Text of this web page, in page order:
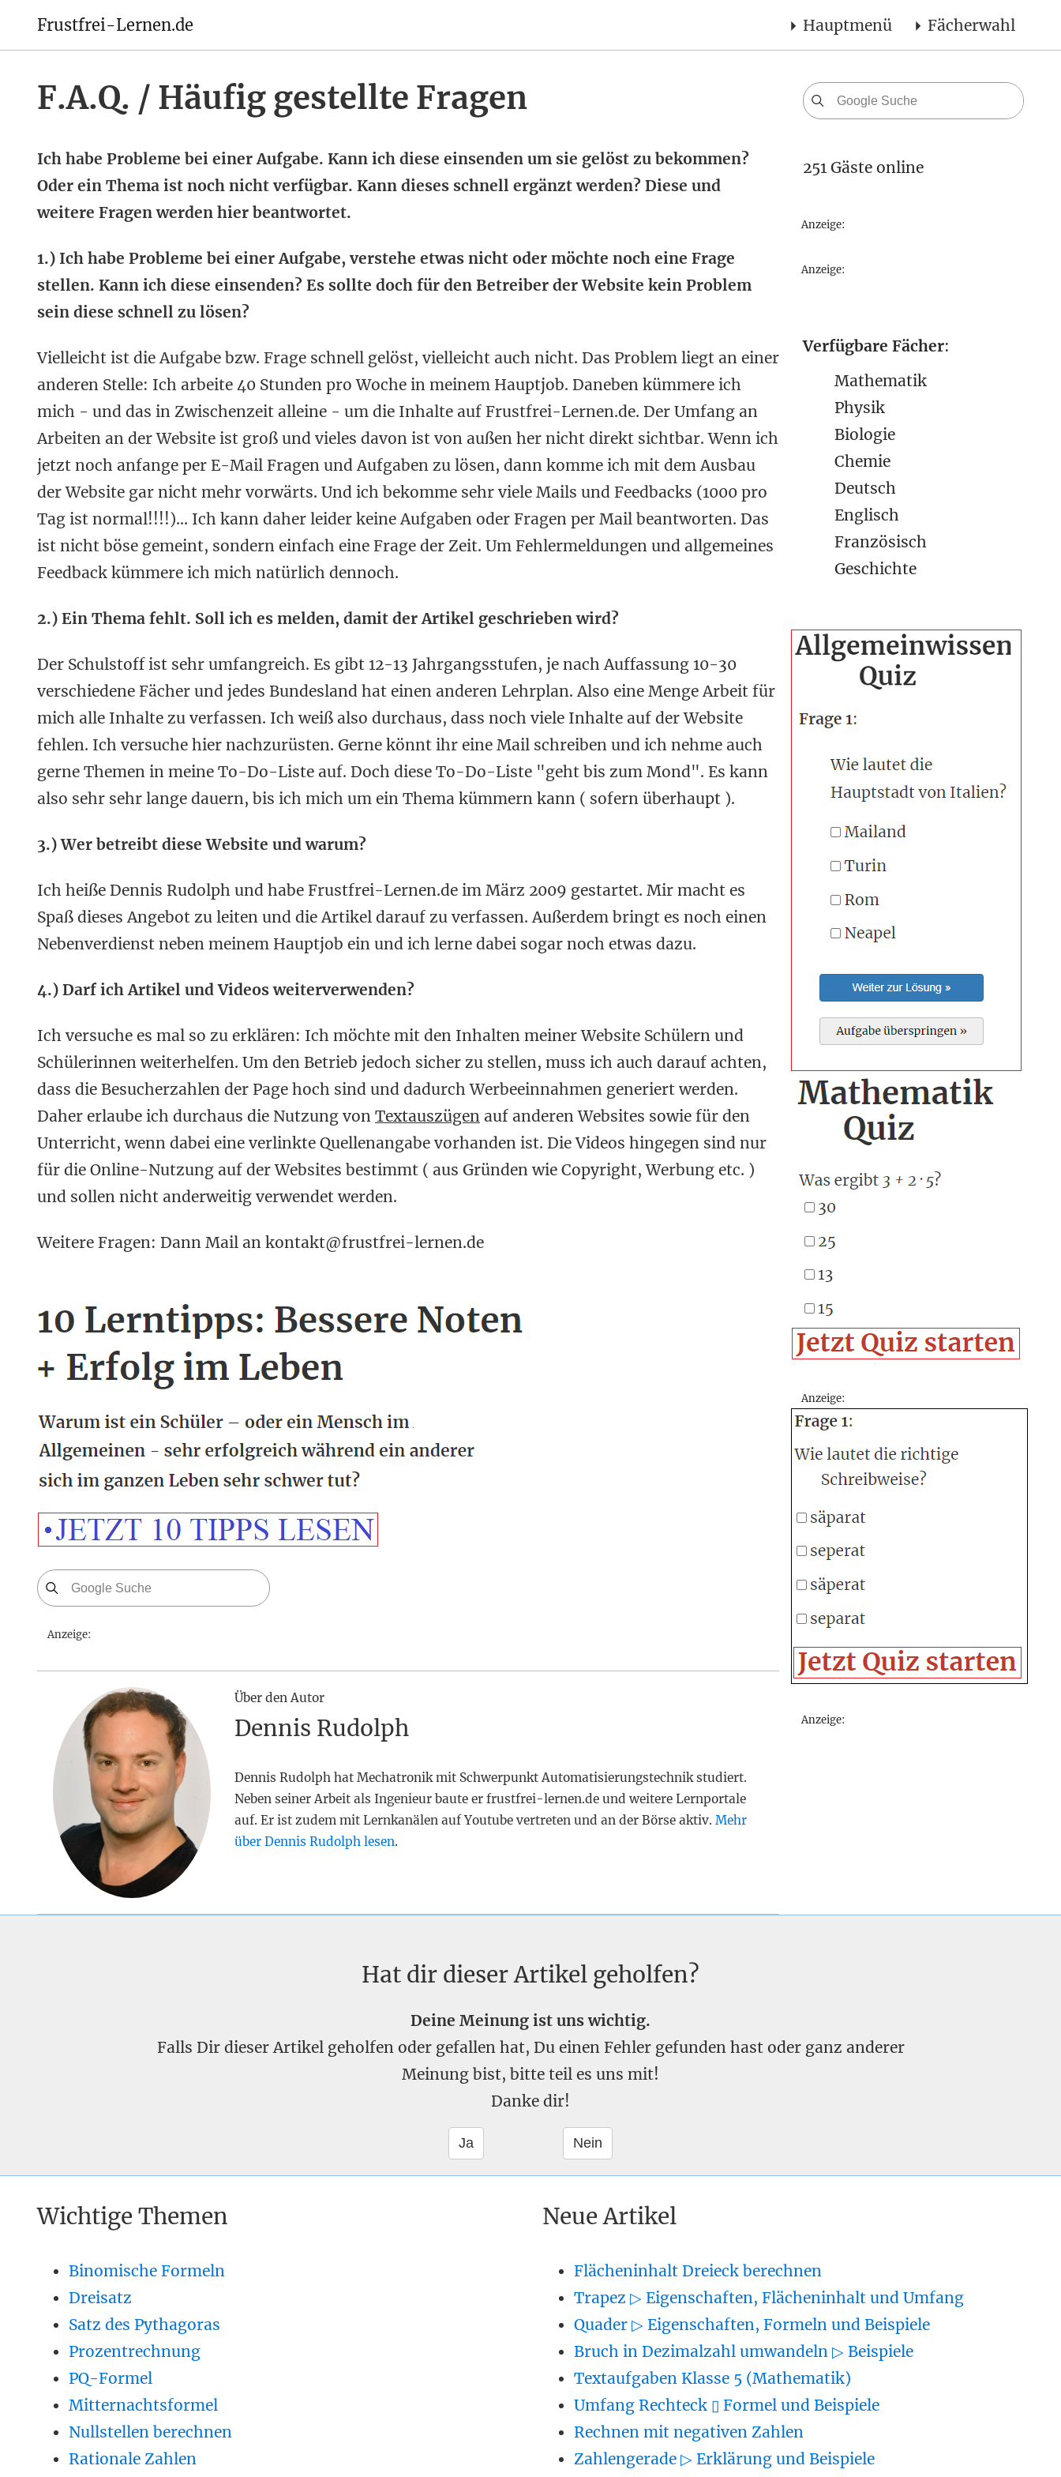
Frustfrei-Lernen.de Hauptmenü Fächerwahl
F.A.Q. / Häufig gestellte Fragen
Ich habe Probleme bei einer Aufgabe. Kann ich diese einsenden um sie gelöst zu bekommen?
Oder ein Thema ist noch nicht verfügbar. Kann dieses schnell ergänzt werden? Diese und
weitere Fragen werden hier beantwortet.
1.) Ich habe Probleme bei einer Aufgabe, verstehe etwas nicht oder möchte noch eine Frage
stellen. Kann ich diese einsenden? Es sollte doch für den Betreiber der Website kein Problem
sein diese schnell zu lösen?
Vielleicht ist die Aufgabe bzw. Frage schnell gelöst, vielleicht auch nicht. Das Problem liegt an einer
anderen Stelle: Ich arbeite 40 Stunden pro Woche in meinem Hauptjob. Daneben kümmere ich
mich - und das in Zwischenzeit alleine - um die Inhalte auf Frustfrei-Lernen.de. Der Umfang an
Arbeiten an der Website ist groß und vieles davon ist von außen her nicht direkt sichtbar. Wenn ich
jetzt noch anfange per E-Mail Fragen und Aufgaben zu lösen, dann komme ich mit dem Ausbau
der Website gar nicht mehr vorwärts. Und ich bekomme sehr viele Mails und Feedbacks (1000 pro
Tag ist normal!!!!)... Ich kann daher leider keine Aufgaben oder Fragen per Mail beantworten. Das
ist nicht böse gemeint, sondern einfach eine Frage der Zeit. Um Fehlermeldungen und allgemeines
Feedback kümmere ich mich natürlich dennoch.
2.) Ein Thema fehlt. Soll ich es melden, damit der Artikel geschrieben wird?
Der Schulstoff ist sehr umfangreich. Es gibt 12-13 Jahrgangsstufen, je nach Auffassung 10-30
verschiedene Fächer und jedes Bundesland hat einen anderen Lehrplan. Also eine Menge Arbeit für
mich alle Inhalte zu verfassen. Ich weiß also durchaus, dass noch viele Inhalte auf der Website
fehlen. Ich versuche hier nachzurüsten. Gerne könnt ihr eine Mail schreiben und ich nehme auch
gerne Themen in meine To-Do-Liste auf. Doch diese To-Do-Liste "geht bis zum Mond". Es kann
also sehr sehr lange dauern, bis ich mich um ein Thema kümmern kann ( sofern überhaupt ).
3.) Wer betreibt diese Website und warum?
Ich heiße Dennis Rudolph und habe Frustfrei-Lernen.de im März 2009 gestartet. Mir macht es
Spaß dieses Angebot zu leiten und die Artikel darauf zu verfassen. Außerdem bringt es noch einen
Nebenverdienst neben meinem Hauptjob ein und ich lerne dabei sogar noch etwas dazu.
4.) Darf ich Artikel und Videos weiterverwenden?
Ich versuche es mal so zu erklären: Ich möchte mit den Inhalten meiner Website Schülern und
Schülerinnen weiterhelfen. Um den Betrieb jedoch sicher zu stellen, muss ich auch darauf achten,
dass die Besucherzahlen der Page hoch sind und dadurch Werbeeinnahmen generiert werden.
Daher erlaube ich durchaus die Nutzung von Textauszügen auf anderen Websites sowie für den
Unterricht, wenn dabei eine verlinkte Quellenangabe vorhanden ist. Die Videos hingegen sind nur
für die Online-Nutzung auf der Websites bestimmt ( aus Gründen wie Copyright, Werbung etc. )
und sollen nicht anderweitig verwendet werden.
Weitere Fragen: Dann Mail an kontakt@frustfrei-lernen.de
Anzeige:
Über den Autor
Dennis Rudolph
Dennis Rudolph hat Mechatronik mit Schwerpunkt Automatisierungstechnik studiert.
Neben seiner Arbeit als Ingenieur baute er frustfrei-lernen.de und weitere Lernportale
auf. Er ist zudem mit Lernkanälen auf Youtube vertreten und an der Börse aktiv. Mehr
über Dennis Rudolph lesen.
251 Gäste online
Anzeige:
Anzeige:
Verfügbare Fächer:
Mathematik
Physik
Biologie
Chemie
Deutsch
Englisch
Französisch
Geschichte
Anzeige:
Anzeige:
Hat dir dieser Artikel geholfen?
Deine Meinung ist uns wichtig.
Falls Dir dieser Artikel geholfen oder gefallen hat, Du einen Fehler gefunden hast oder ganz anderer
Meinung bist, bitte teil es uns mit!
Danke dir!
Wichtige Themen
Binomische Formeln
Dreisatz
Satz des Pythagoras
Prozentrechnung
PQ-Formel
Mitternachtsformel
Nullstellen berechnen
Rationale Zahlen
Neue Artikel
Flächeninhalt Dreieck berechnen
Trapez ▷ Eigenschaften, Flächeninhalt und Umfang
Quader ▷ Eigenschaften, Formeln und Beispiele
Bruch in Dezimalzahl umwandeln ▷ Beispiele
Textaufgaben Klasse 5 (Mathematik)
Umfang Rechteck ▯ Formel und Beispiele
Rechnen mit negativen Zahlen
Zahlengerade ▷ Erklärung und Beispiele